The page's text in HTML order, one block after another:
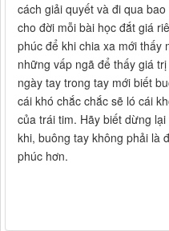
cách giải quyết và đi qua
cho đời mỗi bài học đắt giá
phúc để khi chia xa mới thấy
những vấp ngã để thấy giá
ngày tay trong tay mới biết
cái khó chắc chắc sẽ ló cái
của trái tim. Hãy biết dừng
khi, buông tay không phải là
phúc hơn.